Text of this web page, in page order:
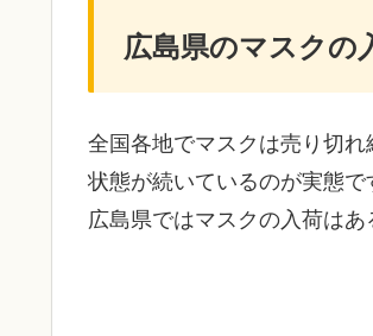
広島県のマスクの
全国各地でマスクは売り切れ
状態が続いているのが実態で
広島県ではマスクの入荷はあ